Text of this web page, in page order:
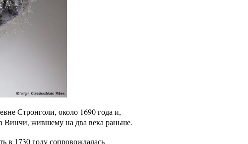
Стронголи, около 1690 года и,
Винчи, жившему на два века раньше.
в 1730 году сопровождалась